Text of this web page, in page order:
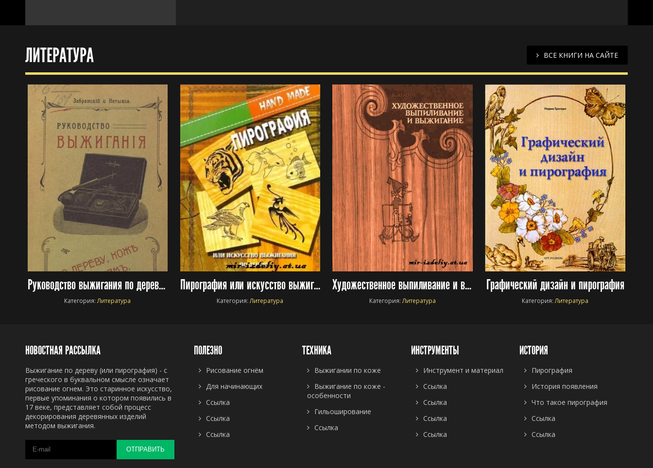
ЛИТЕРАТУРА ВСЕ КНИГИ НА САЙТЕ
138
138 просмотров
0
Руководство выжигания по дереву, коже и тканям
Категория:Литература
125
125 просмотров
0 0
Пирография или искусство выжигания по дереву
Категория:Литература
115
115 просмотров
0 0
Художественное выпиливание и выжигание
Категория:Литература
113
113 просмотров
0 0
Графический дизайн и пирография
Категория:Литература
ИСТОРИЯ
Пирография
История появления
Что такое пирография
Ссылка
Ссылка
ИНСТРУМЕНТЫ
Инструмент и материал
Ссылка
Ссылка
Ссылка
Ссылка
ТЕХНИКА
Выжигании по коже
Выжигание по коже -
особенности
Гильоширование
Ссылка
ПОЛЕЗНО
Рисование огнём
Для начинающих
Ссылка
Ссылка
Ссылка
НОВОСТНАЯ РАССЫЛКА
Выжигание по дереву (или пирография) - с
греческого в буквальном смысле означает
рисование огнем. Это старинное искусство,
первые упоминания о котором появились в
17 веке, представляет собой процесс
декорирования деревянных изделий
методом выжигания.
ОТПРАВИТЬ